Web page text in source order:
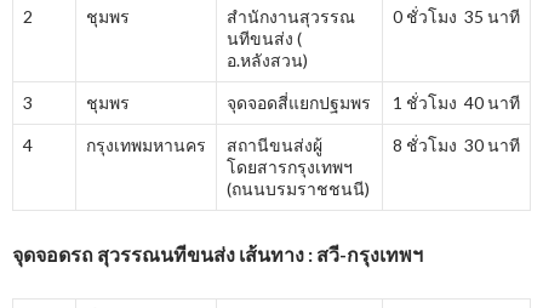
2 ชุมพร
สำนักงานสุวรรณ
นทีขนส่ง (
อ.หลังสวน)
0 ชั่วโมง 35 นาที
3 ชุมพร จุดจอดสี่แยกปฐมพร 1 ชั่วโมง 40 นาที
4 กรุงเทพมหานคร
สถานีขนส่งผู้
โดยสารกรุงเทพฯ
(ถนนบรมราชชนนี)
8 ชั่วโมง 30 นาที
จุดจอดรถ สุวรรณนทีขนส่ง เส้นทาง : สวี-กรุงเทพฯ